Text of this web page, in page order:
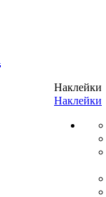
Наклейки
Наклейки